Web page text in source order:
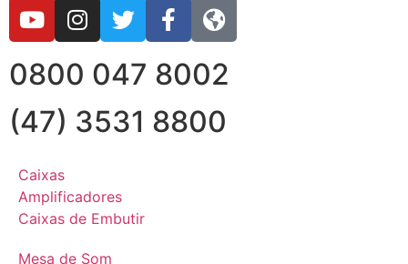
0800 047 8002
(47) 3531 8800
Caixas
Amplificadores
Caixas de Embutir
Mesa de Som